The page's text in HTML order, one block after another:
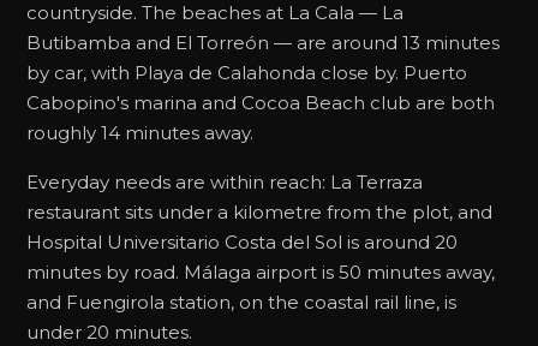
countryside. The beaches at La Cala — La
Butibamba and El Torreón — are around 13 minutes
by car, with Playa de Calahonda close by. Puerto
Cabopino's marina and Cocoa Beach club are both
roughly 14 minutes away.
Everyday needs are within reach: La Terraza
restaurant sits under a kilometre from the plot, and
Hospital Universitario Costa del Sol is around 20
minutes by road. Málaga airport is 50 minutes away,
and Fuengirola station, on the coastal rail line, is
under 20 minutes.